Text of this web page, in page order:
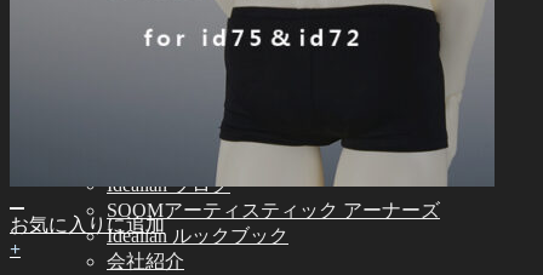
組立てツール
Idealian ブログ
SOOMアーティスティック アーナーズ
Idealian ルックブック
会社紹介
お気に入りに追加
+